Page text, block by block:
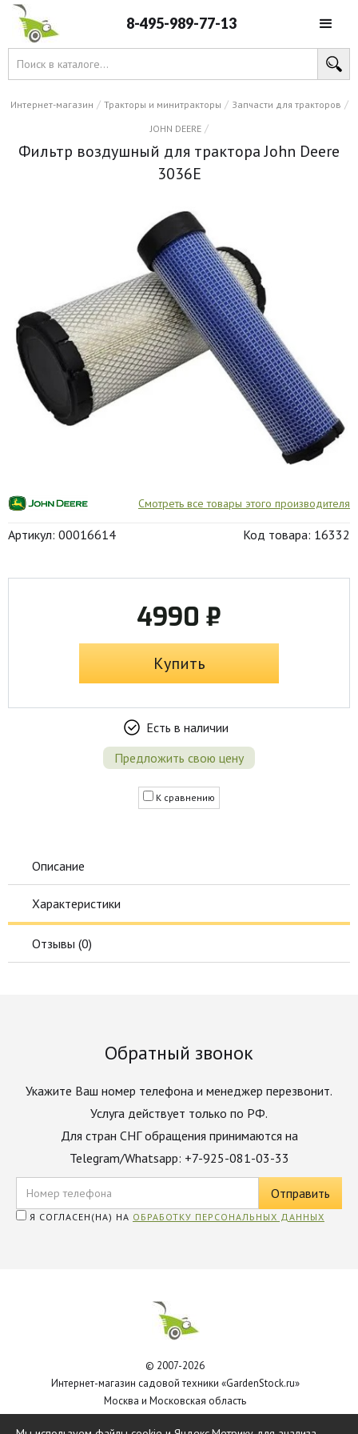
8-495-989-77-13
Интернет-магазин / Тракторы и минитракторы / Запчасти для тракторов /
JOHN DEERE /
Фильтр воздушный для трактора John Deere
3036E
Смотреть все товары этого производителя
Артикул: 00016614 Код товара: 16332
4990 ₽
Купить
Есть в наличии
Предложить свою цену
К сравнению
Описание
Характеристики
Отзывы (0)
Обратный звонок
Укажите Ваш номер телефона и менеджер перезвонит.
Услуга действует только по РФ.
Для стран СНГ обращения принимаются на
Telegram/Whatsapp: +7-925-081-03-33
Я СОГЛАСЕН(НА) НА ОБРАБОТКУ ПЕРСОНАЛЬНЫХ ДАННЫХ
© 2007-2026
Интернет-магазин садовой техники «GardenStock.ru»
Москва и Московская область